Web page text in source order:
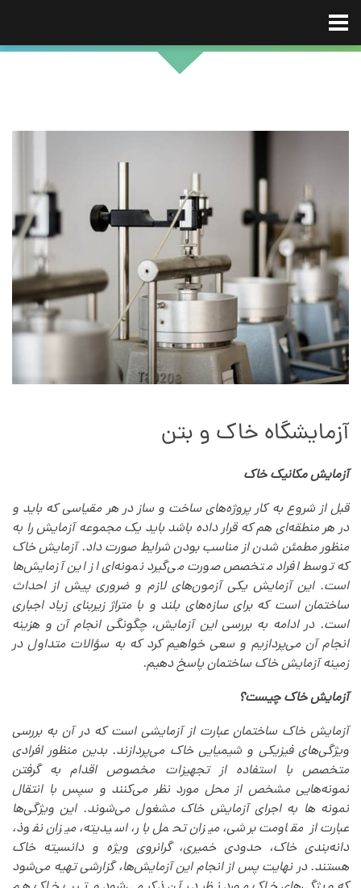
آزمایشگاه خاک و بتن
آزمایش مکانیک خاک
قبل از شروع به کار پروژه‌های ساخت و ساز در هر مقیاسی که باید و
در هر منطقه‌ای هم که قرار داده باشد باید یک مجموعه آزمایش را به
منظور مطمئن شدن از مناسب بودن شرایط صورت داد. آزمایش خاک
که توسط افراد متخصص صورت می‌گیرد نمونه‌ای از این آزمایش‌ها
است. این آزمایش یکی آزمون‌های لازم و ضروری پیش از احداث
ساختمان است که برای سازه‌های بلند و با متراژ زیربنای زیاد اجباری
است. در ادامه به بررسی این آزمایش، چگونگی انجام آن و هزینه
انجام آن‌ می‌پردازیم و سعی خواهیم کرد که به سؤالات متداول در
زمینه آزمایش خاک ساختمان پاسخ‌ دهیم.
آزمایش خاک چیست؟
آزمایش خاک ساختمان عبارت از آزمایشی است که در آن به بررسی
ویژگی‌های فیزیکی و شیمیایی خاک‌ می‌پردازند. بدین منظور افرادی
متخصص با استفاده از تجهیزات مخصوص اقدام به گرفتن
نمونه‌هایی مشخص از محل مورد نظر می‌کنند و سپس با انتقال
نمونه ها به اجرای آزمایش خاک مشغول می‌شوند. این ویژگی‌ها
عبارت از مقاومت برشی، میزان تحمل بار، اسیدیته، میزان نفوذ،
دانه‌بندی خاک، حدودی خمیری، گرانروی ویژه و دانسیته خاک
هستند. در نهایت پس از انجام این آزمایش‌ها، گزارشی تهیه‌ می‌شود